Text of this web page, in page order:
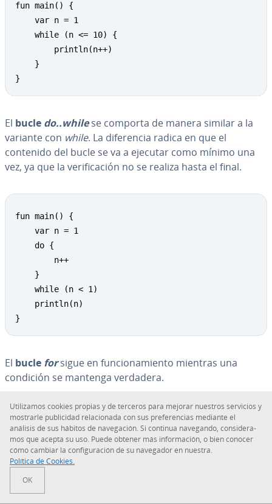
fun main() {
    var n = 1
    while (n <= 10) {
        println(n++)
    }
}
El bucle do..whilese comporta de manera similar a la
variante con while. La di­fe­re­n­cia radica en que el
contenido del bucle se va a ejecutar como mínimo una
vez, ya que la ve­ri­fi­ca­ción no se realiza hasta el final.
fun main() {
    var n = 1
    do {
        n++
    }
    while (n < 1)
    println(n)
}
El bucle forsigue en fu­n­cio­na­mie­n­to mientras una
condición se mantenga verdadera.
val myRange = 0..10
fun main() {
	for (n in myRange) {
		print("$n ")
	}
Uti­li­za­mos cookies propias y de terceros para mejorar nuestros servicios y
mostrarle pu­bli­ci­dad re­la­cio­na­da con sus pre­fe­re­n­cias mediante el
análisis de sus hábitos de na­ve­ga­ción. Si continua navegando, co­n­si­de­ra­
mos que acepta su uso. Puede obtener más in­fo­r­ma­ción, o bien conocer
cómo cambiar la co­n­fi­gu­ra­ción de su navegador en nuestra.
Política de Cookies.
OK